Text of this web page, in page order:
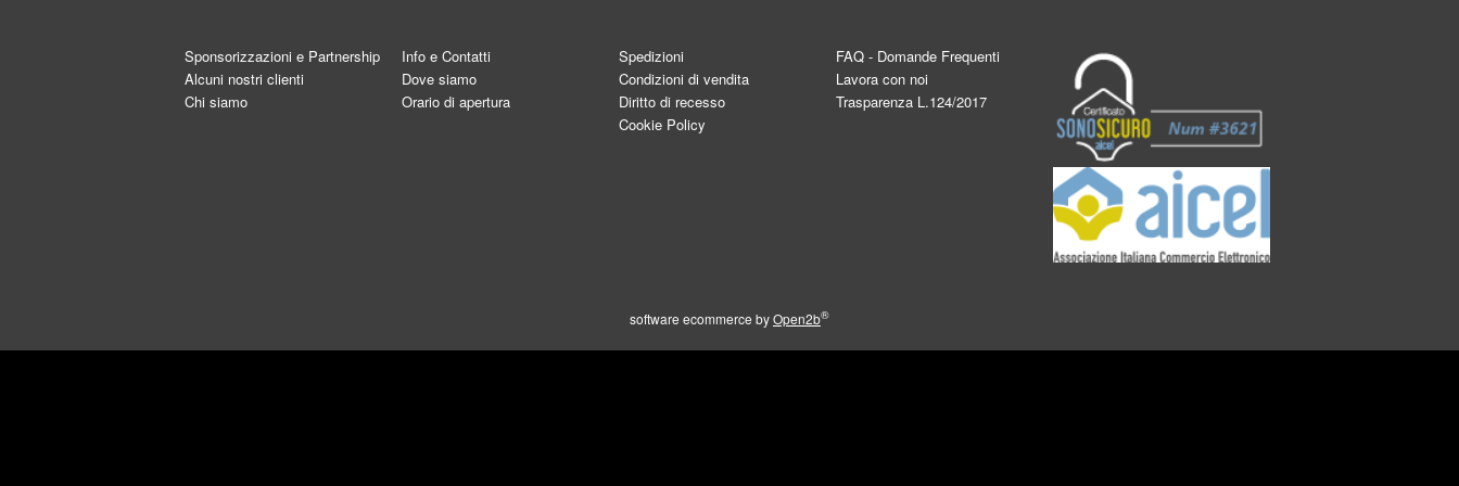
Sponsorizzazioni e Partnership
Alcuni nostri clienti
Chi siamo
Info e Contatti
Dove siamo
Orario di apertura
Spedizioni
Condizioni di vendita
Diritto di recesso
Cookie Policy
FAQ - Domande Frequenti
Lavora con noi
Trasparenza L.124/2017
software ecommerce byOpen2b®